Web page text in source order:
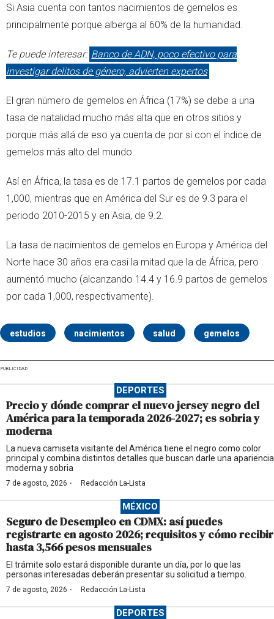
Si Asia cuenta con tantos nacimientos de gemelos es
principalmente porque alberga al 60% de la humanidad.
Te puede interesar: Banco de ADN, poco efectivo para
investigar delitos de género, advierten expertos
El gran número de gemelos en África (17%) se debe a una
tasa de natalidad mucho más alta que en otros sitios y
porque más allá de eso ya cuenta de por sí con el índice de
gemelos más alto del mundo.
Así en África, la tasa es de 17.1 partos de gemelos por cada
1,000, mientras que en América del Sur es de 9.3 para el
periodo 2010-2015 y en Asia, de 9.2.
La tasa de nacimientos de gemelos en Europa y América del
Norte hace 30 años era casi la mitad que la de África, pero
aumentó mucho (alcanzando 14.4 y 16.9 partos de gemelos
por cada 1,000, respectivamente).
estudios nacimientos salud gemelos
PUBLICIDAD
DEPORTES
Precio y dónde comprar el nuevo jersey negro del
América para la temporada 2026-2027; es sobria y
moderna
La nueva camiseta visitante del América tiene el negro como color
principal y combina distintos detalles que buscan darle una apariencia
moderna y sobria
7 de agosto, 2026 · Redacción La-Lista
MÉXICO
Seguro de Desempleo en CDMX: así puedes
registrarte en agosto 2026; requisitos y cómo recibir
hasta 3,566 pesos mensuales
El trámite solo estará disponible durante un día, por lo que las
personas interesadas deberán presentar su solicitud a tiempo.
7 de agosto, 2026 · Redacción La-Lista
DEPORTES